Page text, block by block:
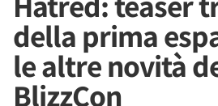
della prima
le altre novità
BlizzCon